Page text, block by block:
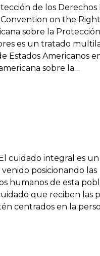
de los Derechos
on the
sobre la
es un tratado
Estados Americanos
sobre la…
cuidado integral es
posicionando las
humanos de esta
que reciben las
centrados en la